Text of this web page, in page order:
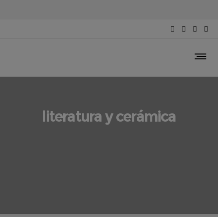
literatura y cerámica